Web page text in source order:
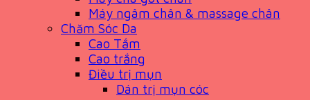
Máy ngâm chân & massage chân
Chăm Sóc Da
Cao Tắm
Cao trắng
Điều trị mụn
Dán trị mụn cóc